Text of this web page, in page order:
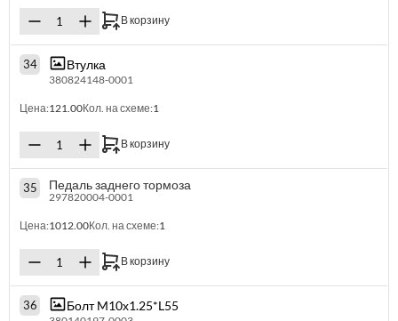
В корзину
34 Втулка
380824148-0001
Цена:121.00Кол. на схеме:1
В корзину
35 Педаль заднего тормоза
297820004-0001
Цена:1012.00Кол. на схеме:1
В корзину
36 Болт M10х1.25*L55